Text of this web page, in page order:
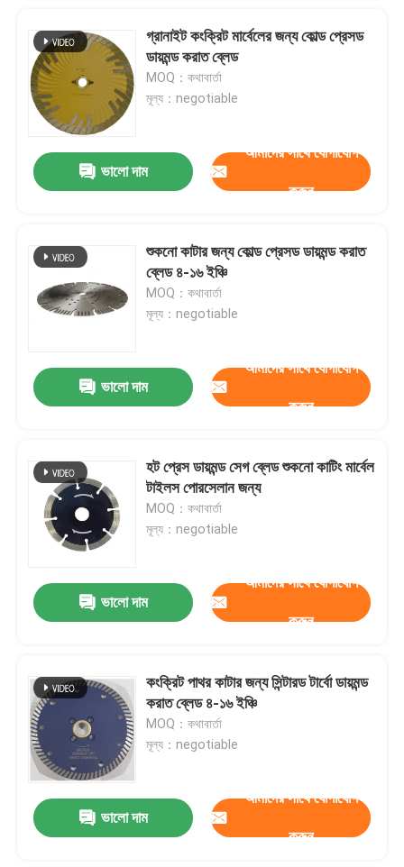
পণ্য
আমাদের সম্পর্কে
কারখানা ভ্রমণ
গ্রানাইট কংক্রিট মার্বেলের জন্য কোল্ড প্রেসড
ডায়মন্ড করাত ব্লেড
MOQ：কথাবার্তা
মূল্য：negotiable
ভালো দাম
আমাদের সাথে যোগাযোগ
করুন
শুকনো কাটার জন্য কোল্ড প্রেসড ডায়মন্ড করাত
ব্লেড ৪-১৬ ইঞ্চি
MOQ：কথাবার্তা
মূল্য：negotiable
ভালো দাম
আমাদের সাথে যোগাযোগ
করুন
হট প্রেস ডায়মন্ড সেগ ব্লেড শুকনো কাটিং মার্বেল
টাইলস পোরসেলান জন্য
MOQ：কথাবার্তা
মূল্য：negotiable
ভালো দাম
আমাদের সাথে যোগাযোগ
করুন
কংক্রিট পাথর কাটার জন্য সিন্টারড টার্বো ডায়মন্ড
করাত ব্লেড ৪-১৬ ইঞ্চি
MOQ：কথাবার্তা
মূল্য：negotiable
ভালো দাম
আমাদের সাথে যোগাযোগ
করুন